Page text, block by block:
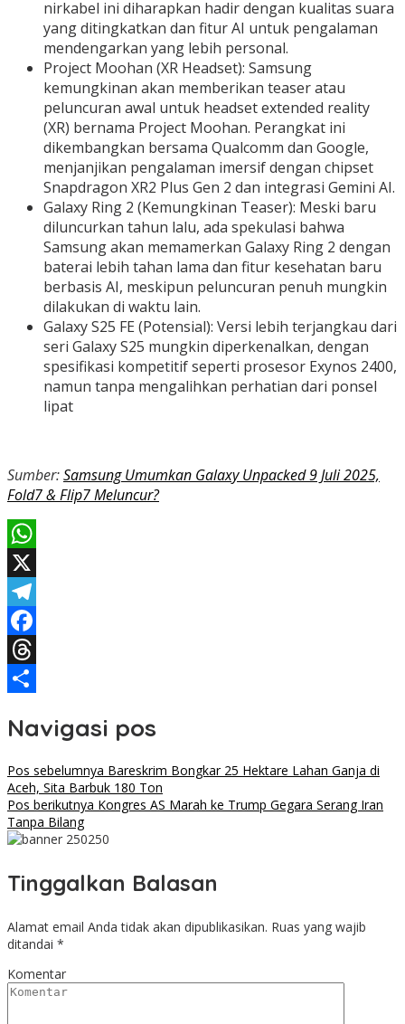
nirkabel ini diharapkan hadir dengan kualitas suara
yang ditingkatkan dan fitur AI untuk pengalaman
mendengarkan yang lebih personal.
Project Moohan (XR Headset): Samsung
kemungkinan akan memberikan teaser atau
peluncuran awal untuk headset extended reality
(XR) bernama Project Moohan. Perangkat ini
dikembangkan bersama Qualcomm dan Google,
menjanjikan pengalaman imersif dengan chipset
Snapdragon XR2 Plus Gen 2 dan integrasi Gemini AI.
Galaxy Ring 2 (Kemungkinan Teaser): Meski baru
diluncurkan tahun lalu, ada spekulasi bahwa
Samsung akan memamerkan Galaxy Ring 2 dengan
baterai lebih tahan lama dan fitur kesehatan baru
berbasis AI, meskipun peluncuran penuh mungkin
dilakukan di waktu lain.
Galaxy S25 FE (Potensial): Versi lebih terjangkau dari
seri Galaxy S25 mungkin diperkenalkan, dengan
spesifikasi kompetitif seperti prosesor Exynos 2400,
namun tanpa mengalihkan perhatian dari ponsel
lipat
Sumber:Samsung Umumkan Galaxy Unpacked 9 Juli 2025,
Fold7 & Flip7 Meluncur?
WhatsApp
X
Telegram
Facebook
Threads
Navigasi pos
Pos sebelumnya Bareskrim Bongkar 25 Hektare Lahan Ganja di
Aceh, Sita Barbuk 180 Ton
Pos berikutnya Kongres AS Marah ke Trump Gegara Serang Iran
Tanpa Bilang
Tinggalkan Balasan
Alamat email Anda tidak akan dipublikasikan. Ruas yang wajib
ditandai *
Komentar